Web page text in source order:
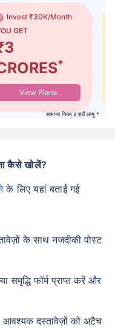
Invest ₹30K/Month
GET
*
View Plans
सामान्य नियम व शर्तें लागू *
कैसे खोलें?
के लिए यहां बताई गई
के साथ नजदीकी पोस्ट
फॉर्म प्राप्त करें और
आवश्यक दस्तावेज़ों को अटैच